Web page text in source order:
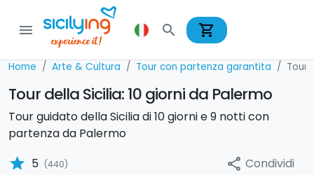
menu search shopping_cart
Home Arte & Cultura Tour con partenza garantita Tour
Tour della Sicilia: 10 giorni da Palermo
Tour guidato della Sicilia di 10 giorni e 9 notti con
partenza da Palermo
star 5 (440) share Condividi